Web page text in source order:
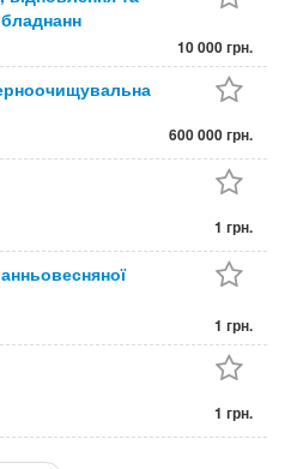
10 000 грн.
600 000 грн.
1 грн.
1 грн.
1 грн.